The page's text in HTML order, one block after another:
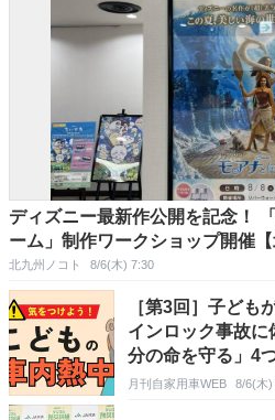
ディズニー最新作公開を記念！
ーム」制作ワークショップ開催【
北九州ノコト 8/6(木) 7:30
［第3回］子ども
インロック事故に
分の命を守る」4
月刊自家用車WEB 8/6(木)